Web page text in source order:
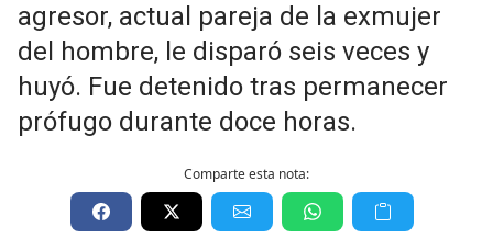
agresor, actual pareja de la exmujer
del hombre, le disparó seis veces y
huyó. Fue detenido tras permanecer
prófugo durante doce horas.
Comparte esta nota: